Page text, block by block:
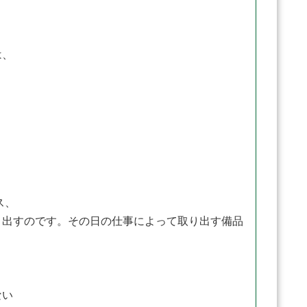
すのです。その日の仕事によって取り出す備品